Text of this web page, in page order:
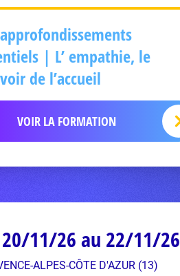
| L’ empathie, le
de l’accueil
VOIR LA FORMATION
11/26 au 22/11/26
ALPES-CÔTE D'AZUR (13)